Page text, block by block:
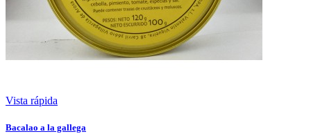
Vista rápida
Bacalao a la gallega